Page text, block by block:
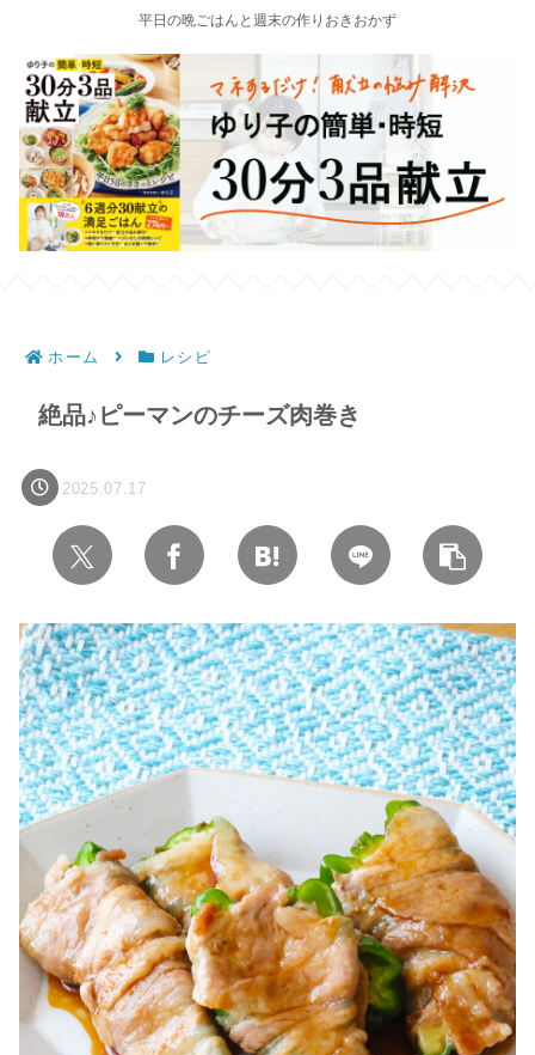
平日の晩ごはんと週末の作りおきおかず
ホーム レシピ
絶品♪ピーマンのチーズ肉巻き
2025.07.17